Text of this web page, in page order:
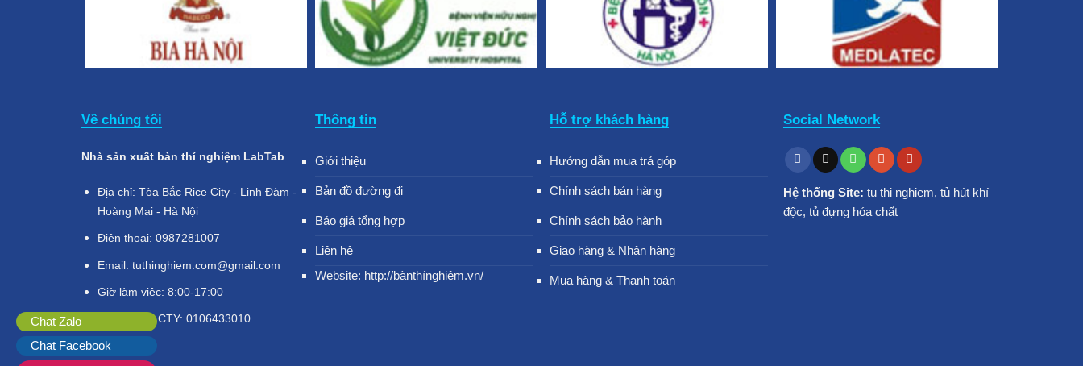
Về chúng tôi
Nhà sản xuất bàn thí nghiệm LabTab
Địa chỉ: Tòa Bắc Rice City - Linh Đàm -
Hoàng Mai - Hà Nội
Điện thoại: 0987281007
Email: tuthinghiem.com@gmail.com
Giờ làm việc: 8:00-17:00
Mã số thuế CTY: 0106433010
Thông tin
Giới thiệu
Bản đồ đường đi
Báo giá tổng hợp
Liên hệ
Website: http://bànthínghiệm.vn/
Hỗ trợ khách hàng
Hướng dẫn mua trả góp
Chính sách bán hàng
Chính sách bảo hành
Giao hàng & Nhận hàng
Mua hàng & Thanh toán
Social Network
Hệ thống Site: tu thi nghiem,tủ hút khí
độc,tủ đựng hóa chất
Chat Zalo
Chat Facebook